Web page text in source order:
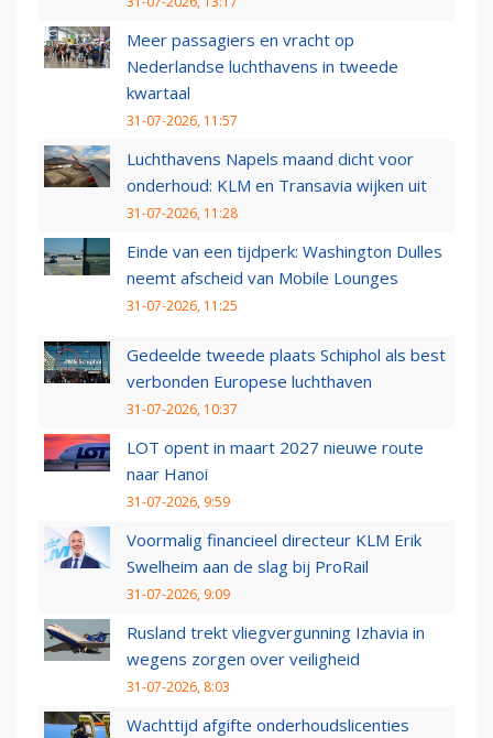
Meer passagiers en vracht op
Nederlandse luchthavens in tweede
kwartaal
31-07-2026, 11:57
Luchthavens Napels maand dicht voor
onderhoud: KLM en Transavia wijken uit
31-07-2026, 11:28
Einde van een tijdperk: Washington Dulles
neemt afscheid van Mobile Lounges
31-07-2026, 11:25
Gedeelde tweede plaats Schiphol als best
verbonden Europese luchthaven
31-07-2026, 10:37
LOT opent in maart 2027 nieuwe route
naar Hanoi
31-07-2026, 9:59
Voormalig financieel directeur KLM Erik
Swelheim aan de slag bij ProRail
31-07-2026, 9:09
Rusland trekt vliegvergunning Izhavia in
wegens zorgen over veiligheid
31-07-2026, 8:03
Wachttijd afgifte onderhoudslicenties